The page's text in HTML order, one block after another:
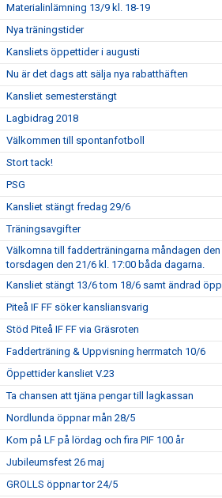
Materialinlämning 13/9 kl. 18-19
Nya träningstider
Kansliets öppettider i augusti
Nu är det dags att sälja nya rabatthäften
Kansliet semesterstängt
Lagbidrag 2018
Välkommen till spontanfotboll
Stort tack!
PSG
Kansliet stängt fredag 29/6
Träningsavgifter
Välkomna till fadderträningarna måndagen
torsdagen den 21/6 kl. 17:00 båda dagarna.
Kansliet stängt 13/6 tom 18/6 samt ändrad
Piteå IF FF söker kansliansvarig
Stöd Piteå IF FF via Gräsroten
Fadderträning & Uppvisning herrmatch 10/6
Öppettider kansliet V.23
Ta chansen att tjäna pengar till lagkassan
Nordlunda öppnar mån 28/5
Kom på LF på lördag och fira PIF 100 år
Jubileumsfest 26 maj
GROLLS öppnar tor 24/5